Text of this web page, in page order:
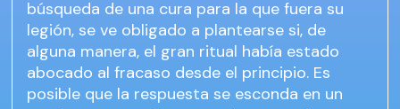
búsqueda de una cura para la que fuera su
legión, se ve obligado a plantearse si, de
alguna manera, el gran ritual había estado
abocado al fracaso desde el principio. Es
posible que la respuesta se esconda en un